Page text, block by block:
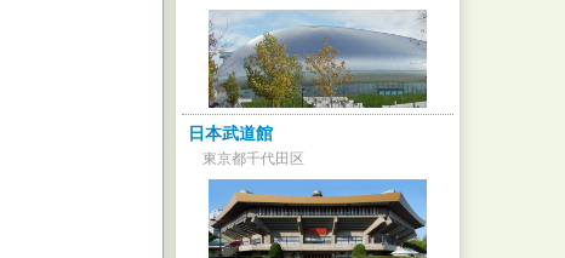
日本武道館
東京都千代田区